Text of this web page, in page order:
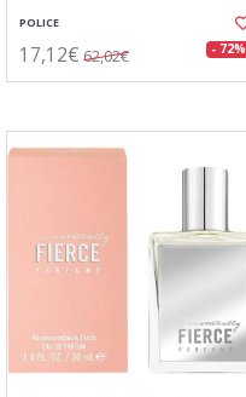
POLICE
17,12€ 62,02€ - 72%